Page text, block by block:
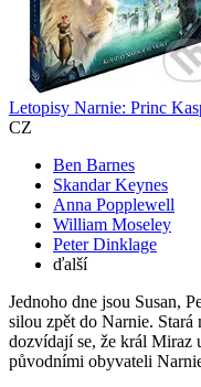
Letopisy Narnie: Princ
CZ
Ben Barnes
Skandar Keynes
Anna Popplewell
William Moseley
Peter Dinklage
ďalší
Jednoho dne jsou Susan,
silou zpět do Narnie. Stará
dozvídají se, že král Miraz
původními obyvateli